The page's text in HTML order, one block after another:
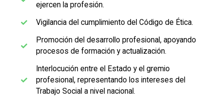
ejercen la profesión.
Vigilancia del cumplimiento del Código de Ética.
Promoción del desarrollo profesional, apoyando
procesos de formación y actualización.
Interlocución entre el Estado y el gremio
profesional, representando los intereses del
Trabajo Social a nivel nacional.